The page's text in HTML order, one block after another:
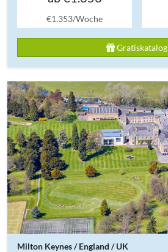
€1.353/Woche
Gratiskatalog
Milton Keynes / England / UK